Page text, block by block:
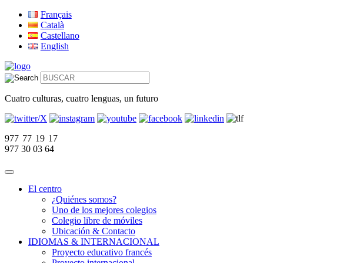
Français
Català
Castellano
English
Cuatro culturas, cuatro lenguas, un futuro
977 77 19 17
977 30 03 64
El centro
¿Quiénes somos?
Uno de los mejores colegios
Colegio libre de móviles
Ubicación & Contacto
IDIOMAS & INTERNACIONAL
Proyecto educativo francés